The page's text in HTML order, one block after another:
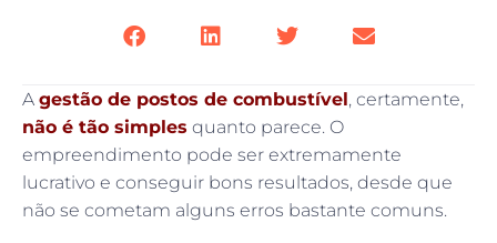
A gestão de postos de combustível, certamente,
não é tão simples quanto parece. O
empreendimento pode ser extremamente
lucrativo e conseguir bons resultados, desde que
não se cometam alguns erros bastante comuns.